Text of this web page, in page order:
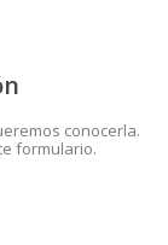
conocerla.
formulario.